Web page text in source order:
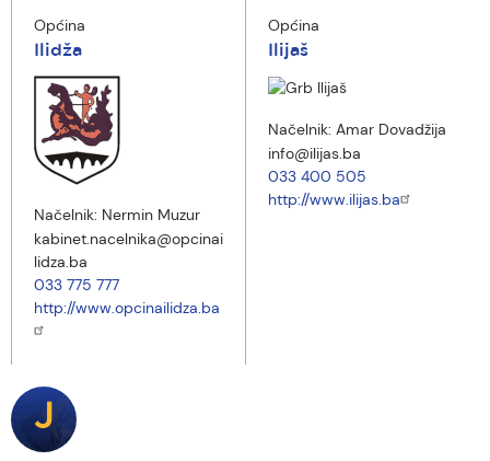
Općina
Ilidža
Načelnik: Nermin Muzur
kabinet.nacelnika@opcinai
lidza.ba
033 775 777
http://www.opcinailidza.ba
Općina
Ilijaš
Načelnik: Amar Dovadžija
info@ilijas.ba
033 400 505
http://www.ilijas.ba
J